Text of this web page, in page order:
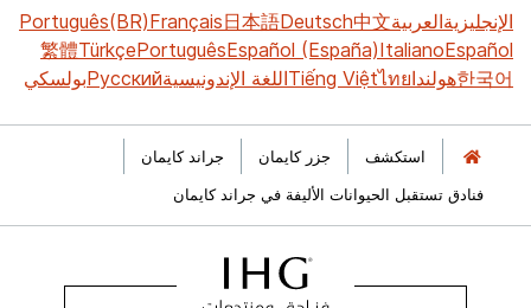
الإنجليزيةالعربية中文
Deutsch
日本語
Français
Português(BR)
Español
Italiano
Español (España)
Português
Türkçe
繁體
한국어هولنداไทย
Tiếng Việtاللغة الإندونيسيةРусскийبولسكي
استكشف جزر كايمان
جراند كايمان
فنادق تستقبل الحيوانات الأليفة في جراند كايمان